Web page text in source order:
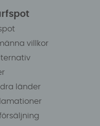
villkor
länder